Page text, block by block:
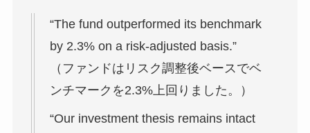
“The fund outperformed its benchmark
by 2.3% on a risk-adjusted basis.”
（ファンドはリスク調整後ベースでベ
ンチマークを2.3%上回りました。）
“Our investment thesis remains intact